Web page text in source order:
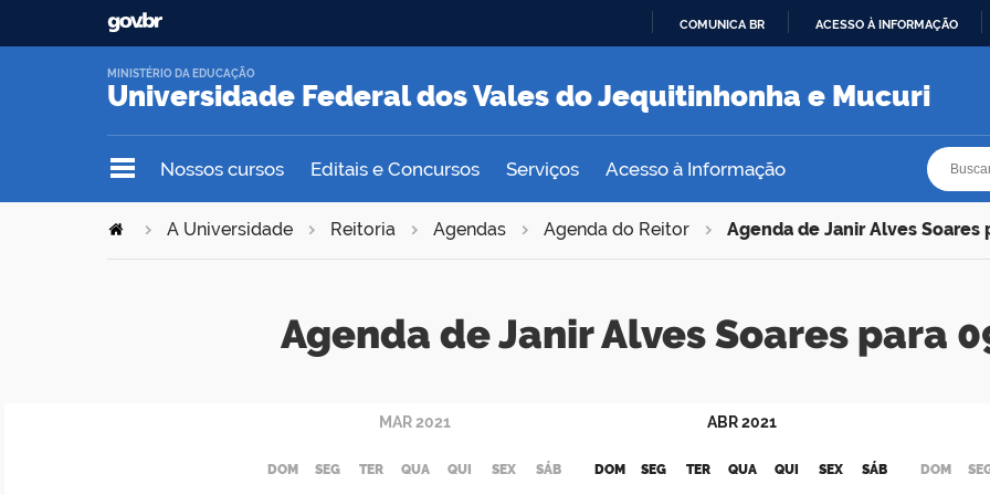
O
COMUNICA BR ACESSO À INFORMAÇÃO
Universidade Federal dos Vales do Jequitinhonha e Mucuri
MINISTÉRIO DA EDUCAÇÃO
Nossos cursos Editais e Concursos Serviços Acesso à Informação
A Universidade Reitoria Agendas Agenda do Reitor Agenda de Janir Alves
Agenda de Janir Alves Soares para
MAR 2021
DOM SEG TER QUA QUI SEX SÁB
ABR2021
DOM SEG TER QUA QUI SEX SÁB DOM